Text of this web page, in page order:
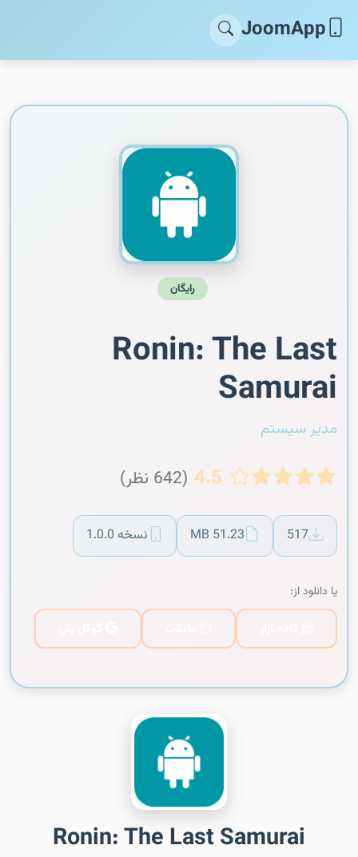
JoomApp
رایگان
Ronin: The Last
Samurai
مدیر سیستم
4.5 (642 نظر)
517
51.23 MB نسخه 1.0.0
یا دانلود از:
Ronin: The Last Samurai